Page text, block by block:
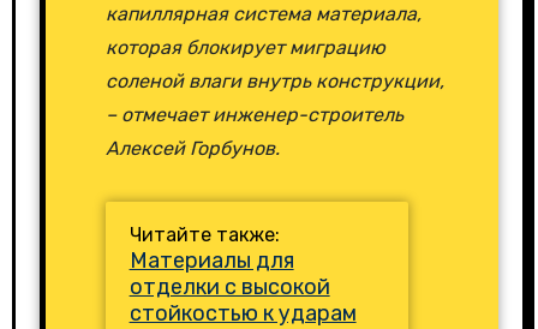
капиллярная система материала,
которая блокирует миграцию
соленой влаги внутрь конструкции,
– отмечает инженер-строитель
Алексей Горбунов.
Читайте также:
Материалы для
отделки с высокой
стойкостью к ударам